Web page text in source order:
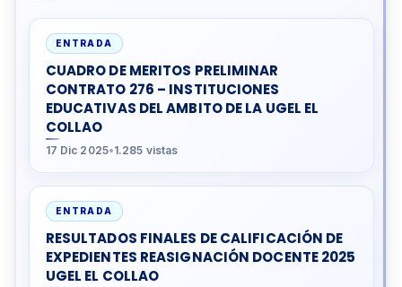
ENTRADA
CUADRO DE MERITOS PRELIMINAR
CONTRATO 276 – INSTITUCIONES
EDUCATIVAS DEL AMBITO DE LA UGEL EL
COLLAO
17 Dic 2025•1.285 vistas
ENTRADA
RESULTADOS FINALES DE CALIFICACIÓN DE
EXPEDIENTES REASIGNACIÓN DOCENTE 2025
UGEL EL COLLAO